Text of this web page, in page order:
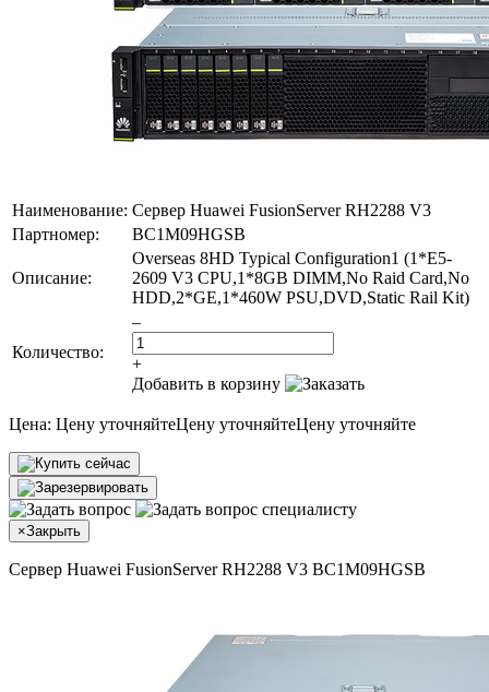
Наименование: Сервер Huawei FusionServer RH2288 V3
Партномер:
BC1M09HGSB
Описание:
Overseas 8HD Typical Configuration1 (1*E5-
2609 V3 CPU,1*8GB DIMM,No Raid Card,No
HDD,2*GE,1*460W PSU,DVD,Static Rail Kit)
Количество:
–
+
Добавить в корзину
Цена: Цену уточняйтеЦену уточняйтеЦену уточняйте
×Закрыть
Сервер Huawei FusionServer RH2288 V3 BC1M09HGSB